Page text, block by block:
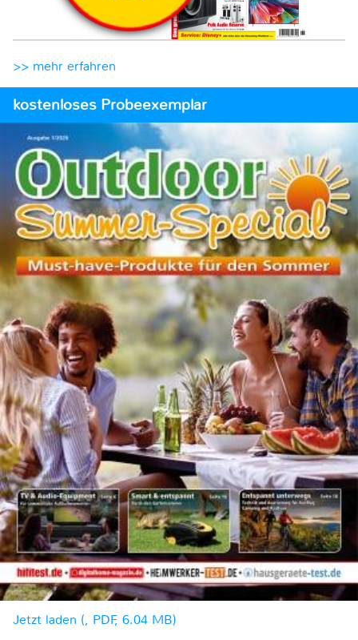
>> mehr erfahren
kostenloses Probeexemplar
Jetzt laden (, PDF, 6.04 MB)